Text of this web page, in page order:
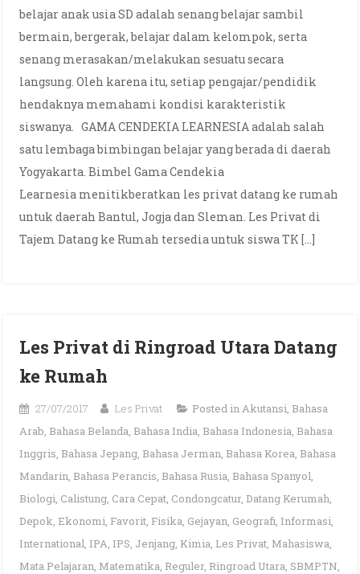
belajar anak usia SD adalah senang belajar sambil
bermain, bergerak, belajar dalam kelompok, serta
senang merasakan/melakukan sesuatu secara
langsung. Oleh karena itu, setiap pengajar/pendidik
hendaknya memahami kondisi karakteristik
siswanya. GAMA CENDEKIA LEARNESIA adalah salah
satu lembaga bimbingan belajar yang berada di daerah
Yogyakarta. Bimbel Gama Cendekia
Learnesia menitikberatkan les privat datang ke rumah
untuk daerah Bantul, Jogja dan Sleman. Les Privat di
Tajem Datang ke Rumah tersedia untuk siswa TK […]
Les Privat di Ringroad Utara Datang
ke Rumah
27/07/2017 Les Privat Posted inAkutansi, Bahasa
Arab, Bahasa Belanda, Bahasa India, Bahasa Indonesia, Bahasa
Inggris, Bahasa Jepang, Bahasa Jerman, Bahasa Korea, Bahasa
Mandarin, Bahasa Perancis, Bahasa Rusia, Bahasa Spanyol,
Biologi, Calistung, Cara Cepat, Condongcatur, Datang Kerumah,
Depok, Ekonomi, Favorit, Fisika, Gejayan, Geografi, Informasi,
International, IPA, IPS, Jenjang, Kimia, Les Privat, Mahasiswa,
Mata Pelajaran, Matematika, Reguler, Ringroad Utara, SBMPTN,